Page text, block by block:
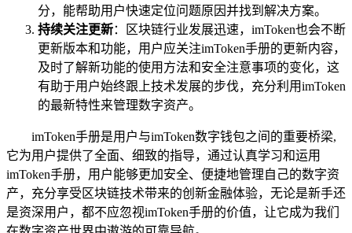
分，能帮助用户快速定位问题原因并找到解决方案。
持续关注更新：区块链行业发展迅速，imToken也会不断
更新版本和功能，用户应关注imToken手册的更新内容，
及时了解新功能的使用方法和安全注意事项的变化，这
有助于用户始终跟上技术发展的步伐，充分利用imToken
的最新特性来管理数字资产。
imToken手册是用户与imToken数字钱包之间的重要桥梁,
它为用户提供了全面、细致的指导，通过认真学习和运用
imToken手册，用户能够更加安全、便捷地管理自己的数字资
产，充分享受区块链技术带来的创新金融体验，无论是新手还
是资深用户，都不应忽视imToken手册的价值，让它成为我们